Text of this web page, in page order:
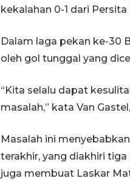
kekalahan 0-1 dari
Dalam laga pekan ke-30
oleh gol tunggal yang
“Kita selalu dapat
masalah,” kata Van
Masalah ini
terakhir, yang diakhiri
juga membuat Laskar